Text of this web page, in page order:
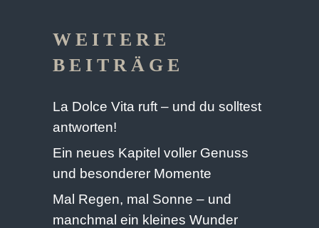
WEITERE
BEITRÄGE
La Dolce Vita ruft – und du solltest
antworten!
Ein neues Kapitel voller Genuss
und besonderer Momente
Mal Regen, mal Sonne – und
manchmal ein kleines Wunder